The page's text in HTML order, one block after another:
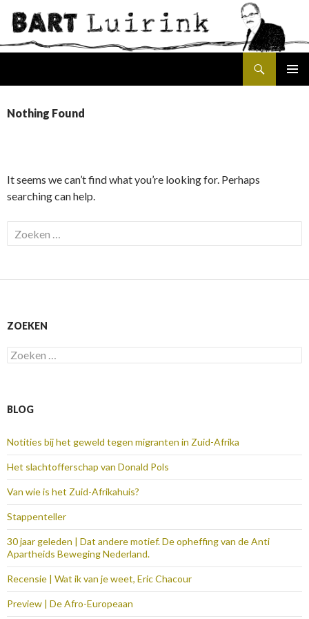
CONTENT
Nothing Found
It seems we can’t find what you’re looking for. Perhaps
searching can help.
Zoeken
naar:
ZOEKEN
Zoeken
naar:
BLOG
Notities bij het geweld tegen migranten in Zuid-Afrika
Het slachtofferschap van Donald Pols
Van wie is het Zuid-Afrikahuis?
Stappenteller
30 jaar geleden | Dat andere motief. De opheffing van de Anti
Apartheids Beweging Nederland.
Recensie | Wat ik van je weet, Eric Chacour
Preview | De Afro-Europeaan